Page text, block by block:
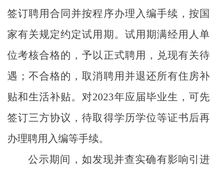
签订聘用合同并按程序办理入编手续，按国
家有关规定约定试用期。试用期满经用人单
位考核合格的，予以正式聘用，兑现有关待
遇；不合格的，取消聘用并退还所有住房补
贴和生活补贴。对2023年应届毕业生，可先
签订三方协议，待取得学历学位等证书后再
办理聘用入编等手续。
公示期间，如发现并查实确有影响引进